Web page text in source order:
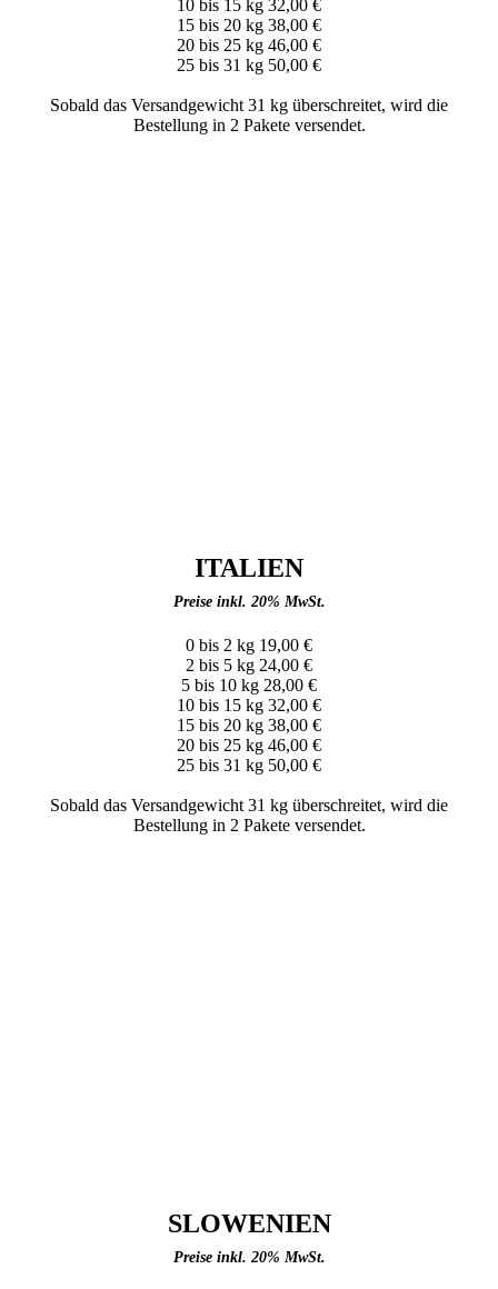
10 bis 15 kg 32,00 €
15 bis 20 kg 38,00 €
20 bis 25 kg 46,00 €
25 bis 31 kg 50,00 €
Sobald das Versandgewicht 31 kg überschreitet, wird die
Bestellung in 2 Pakete versendet.
ITALIEN
Preise inkl. 20% MwSt.
0 bis 2 kg 19,00 €
2 bis 5 kg 24,00 €
5 bis 10 kg 28,00 €
10 bis 15 kg 32,00 €
15 bis 20 kg 38,00 €
20 bis 25 kg 46,00 €
25 bis 31 kg 50,00 €
Sobald das Versandgewicht 31 kg überschreitet, wird die
Bestellung in 2 Pakete versendet.
SLOWENIEN
Preise inkl. 20% MwSt.